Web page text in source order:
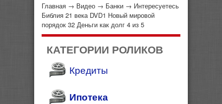
Главная → Видео → Банки → Интересуетесь
Библия 21 века DVD1 Новый мировой
порядок 32 Деньги как долг 4 из 5
КАТЕГОРИИ РОЛИКОВ
Кредиты
Ипотека